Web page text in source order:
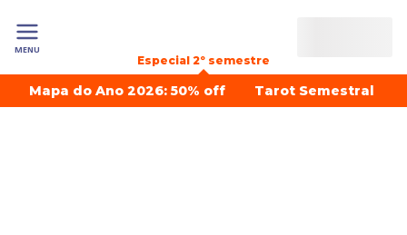
MENU
Especial 2º semestre
Mapa do Ano 2026: 50% off Tarot Semestral